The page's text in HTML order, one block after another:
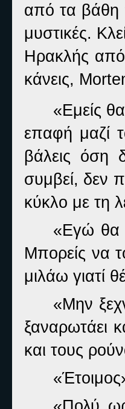
από τα βάθη
μυστικές.
Ηρακλής από
κάνεις,
«Εμείς
επαφή μαζί
βάλεις όση
συμβεί, δεν
κύκλο με τη
«Εγώ θα
Μπορείς να
μιλάω γιατί
«Μην
ξαναρωτάει
και τους